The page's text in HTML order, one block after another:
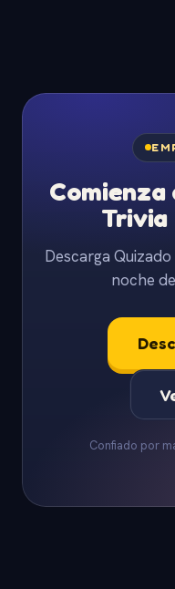
Trivia
Descarga
noche
Confiado por